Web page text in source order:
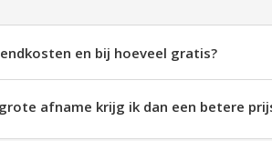
en bij hoeveel gratis?
afname krijg ik dan een betere